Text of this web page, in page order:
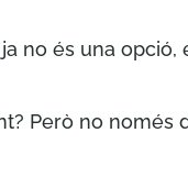
no és una opció,
Però no només